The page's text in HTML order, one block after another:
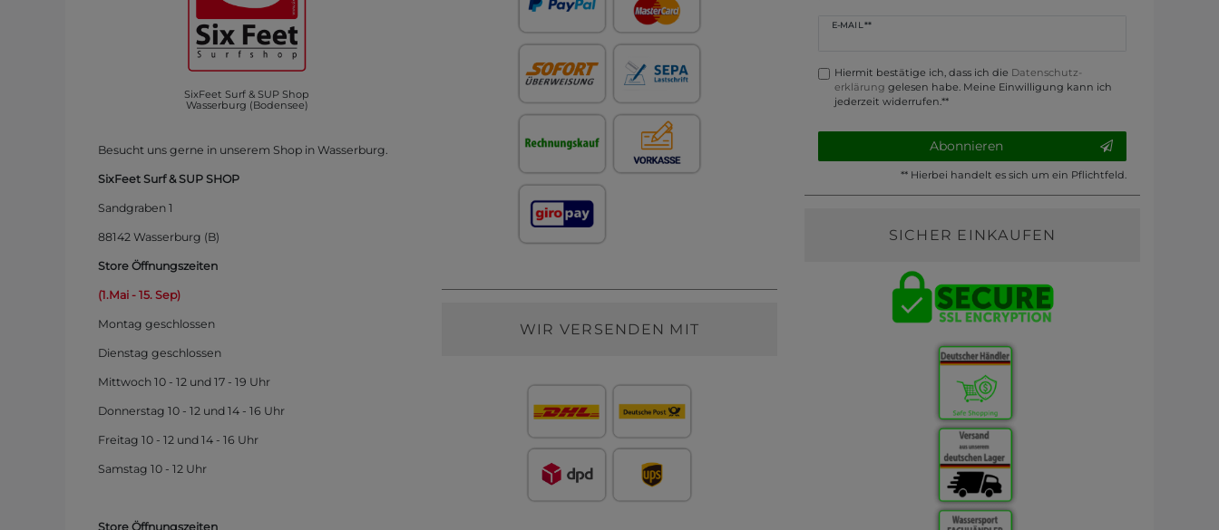
SixFeet Surf & SUP Shop
Wasserburg (Bodensee)
Besucht uns gerne in unserem Shop in Wasserburg.
SixFeet Surf & SUP SHOP
Sandgraben 1
88142 Wasserburg (B)
Store Öffnungszeiten
(1.Mai - 15. Sep)
Montag geschlossen
Dienstag geschlossen
Mittwoch 10 - 12 und 17 - 19 Uhr
Donnerstag 10 - 12 und 14 - 16 Uhr
Freitag 10 - 12 und 14 - 16 Uhr
Samstag 10 - 12 Uhr
Store Öffnungszeiten
WIR VERSENDEN MIT
E-MAIL **
Newsletter
Hiermit bestätige ich, dass ich die Daten­schutz­
erklärung gelesen habe. Meine Einwilligung kann ich
jederzeit widerrufen.**
Abonnieren
** Hierbei handelt es sich um ein Pflichtfeld.
SICHER EINKAUFEN